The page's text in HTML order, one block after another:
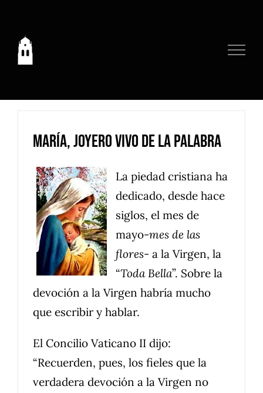
contenido
María, joyero vivo de la Palabra
La piedad cristiana ha
dedicado, desde hace
siglos, el mes de
mayo-mes de las
flores- a la Virgen, la
“Toda Bella”. Sobre la
devoción a la Virgen habría mucho
que escribir y hablar.
El Concilio Vaticano II dijo:
“Recuerden, pues, los fieles que la
verdadera devoción a la Virgen no